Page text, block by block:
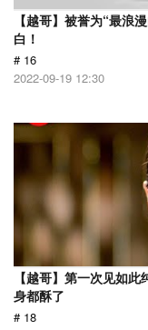
【越哥】被誉为“最浪
白！
# 16
2022-09-19 12:30
【越哥】第一次见如
身都酥了
# 18